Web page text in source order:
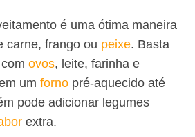
é uma ótima maneira
carne, frango ou peixe. Basta
ovos, leite, farinha e
um forno pré-aquecido até
pode adicionar legumes
extra.